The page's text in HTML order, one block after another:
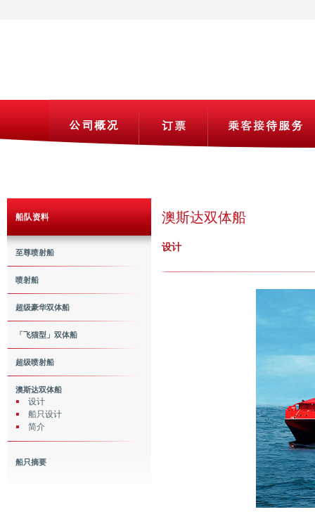
船队资料
至尊喷射船
喷射船
超级豪华双体船
「飞猫型」双体船
超级喷射船
澳斯达双体船
设计
船只设计
简介
船只摘要
澳斯达双体船
设计